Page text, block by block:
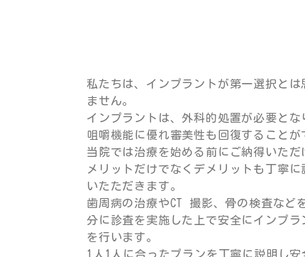
私たちは、インプラントが第一選択とは
ません。
インプラントは、外科的処置が必要とな
咀嚼機能に優れ審美性も回復することが
当院では治療を始める前にご納得いただ
メリットだけでなくデメリットも丁寧に
いたただきます。
歯周病の治療やCT 撮影、骨の検査など
分に診査を実施した上で安全にインプラ
を行います。
1人1人に合ったプランを丁寧に説明し